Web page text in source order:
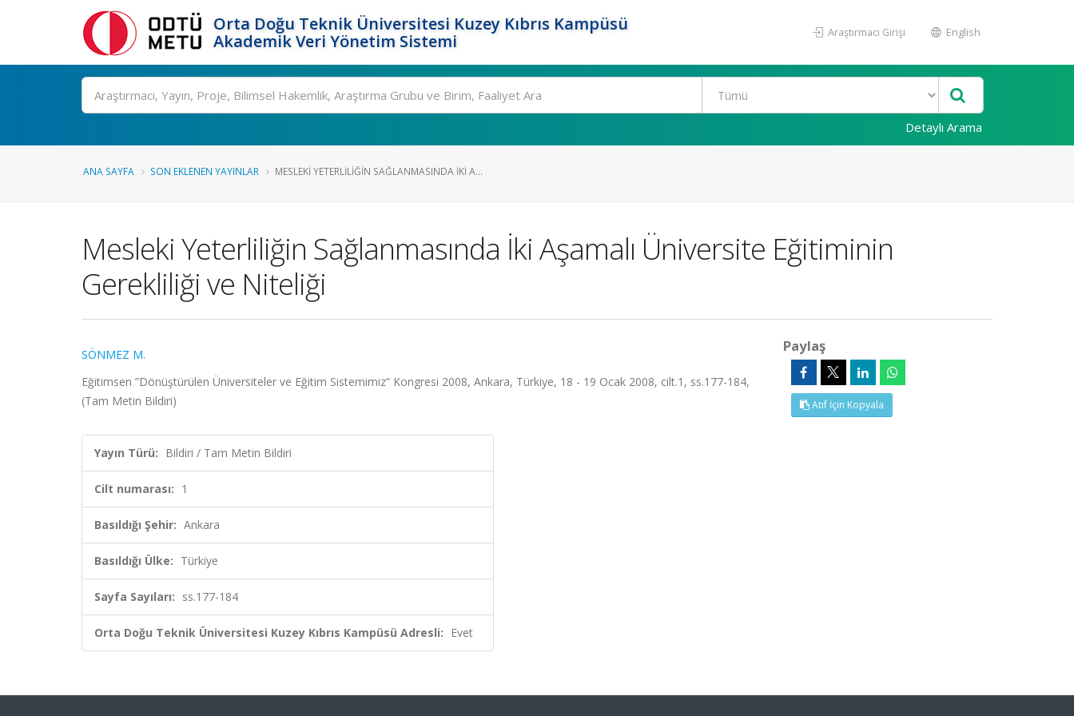
Orta Doğu Teknik Üniversitesi Kuzey Kıbrıs Kampüsü
Akademik Veri Yönetim Sistemi
Araştırmacı Girişi English
Ara
Detaylı Arama
ANA SAYFA SON EKLENEN YAYINLAR MESLEKI YETERLILIĞIN SAĞLANMASINDA İKI A...
Mesleki Yeterliliğin Sağlanmasında İki Aşamalı Üniversite Eğitiminin
Gerekliliği ve Niteliği
SÖNMEZ M.
Eğitimsen ”Dönüştürülen Üniversiteler ve Eğitim Sistemimiz” Kongresi 2008, Ankara, Türkiye, 18 - 19 Ocak 2008, cilt.1, ss.177-184,
(Tam Metin Bildiri)
Yayın Türü: Bildiri / Tam Metin Bildiri
Cilt numarası: 1
Basıldığı Şehir: Ankara
Basıldığı Ülke: Türkiye
Sayfa Sayıları: ss.177-184
Orta Doğu Teknik Üniversitesi Kuzey Kıbrıs Kampüsü Adresli: Evet
Paylaş
Atıf İçin Kopyala